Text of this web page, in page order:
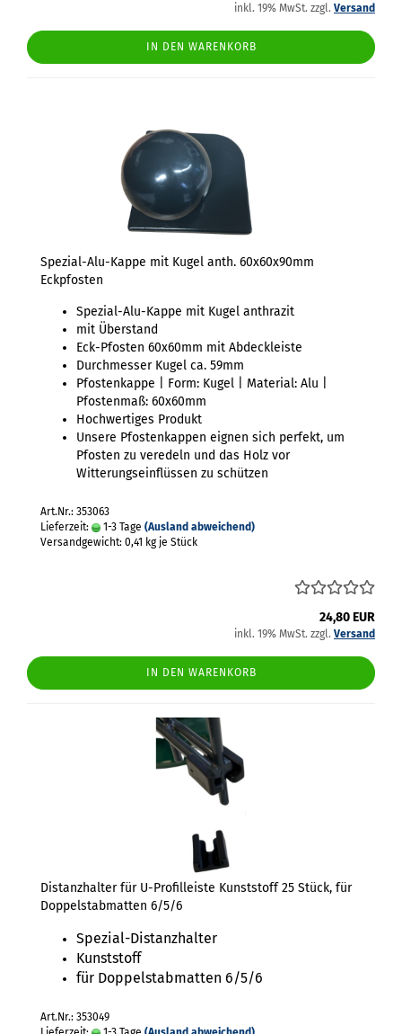
inkl. 19% MwSt. zzgl. Versand
IN DEN WARENKORB
Spezial-Alu-Kappe mit Kugel anth. 60x60x90mm
Eckpfosten
Spezial-Alu-Kappe mit Kugel anthrazit
mit Überstand
Eck-Pfosten 60x60mm mit Abdeckleiste
Durchmesser Kugel ca. 59mm
Pfostenkappe | Form: Kugel | Material: Alu |
Pfostenmaß: 60x60mm
Hochwertiges Produkt
Unsere Pfostenkappen eignen sich perfekt, um
Pfosten zu veredeln und das Holz vor
Witterungseinflüssen zu schützen
Art.Nr.: 353063
Lieferzeit:
1-3 Tage (Ausland abweichend)
Versandgewicht: 0,41 kg je Stück
24,80 EUR
inkl. 19% MwSt. zzgl. Versand
IN DEN WARENKORB
Distanzhalter für U-Profilleiste Kunststoff 25 Stück, für
Doppelstabmatten 6/5/6
Spezial-Distanzhalter
Kunststoff
für Doppelstabmatten 6/5/6
Art.Nr.: 353049